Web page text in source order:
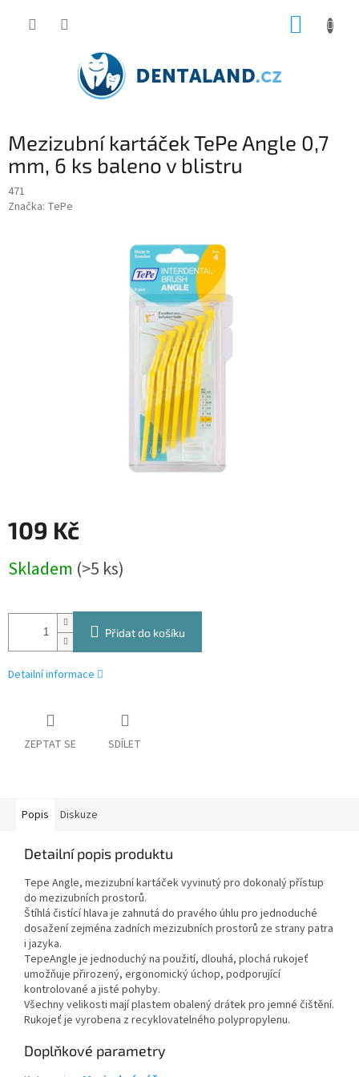
Mezizubní kartáček TePe Angle 0,7
mm, 6 ks baleno v blistru
471
Značka: TePe
109 Kč
cena:
Skladem (>5 ks)
Přidat do košíku
Detailní informace
ZEPTAT SE SDÍLET
Popis Diskuze
Detailní popis produktu
Tepe Angle, mezizubní kartáček vyvinutý pro dokonalý přístup
do mezizubních prostorů.
Štíhlá čistící hlava je zahnutá do pravého úhlu pro jednoduché
dosažení zejména zadních mezizubních prostorů ze strany patra
i jazyka.
TepeAngle je jednoduchý na použití, dlouhá, plochá rukojeť
umožňuje přirozený, ergonomický úchop, podporující
kontrolované a jisté pohyby.
Všechny velikosti mají plastem obalený drátek pro jemné čištění.
Rukojeť je vyrobena z recyklovatelného polypropylenu.
Doplňkové parametry